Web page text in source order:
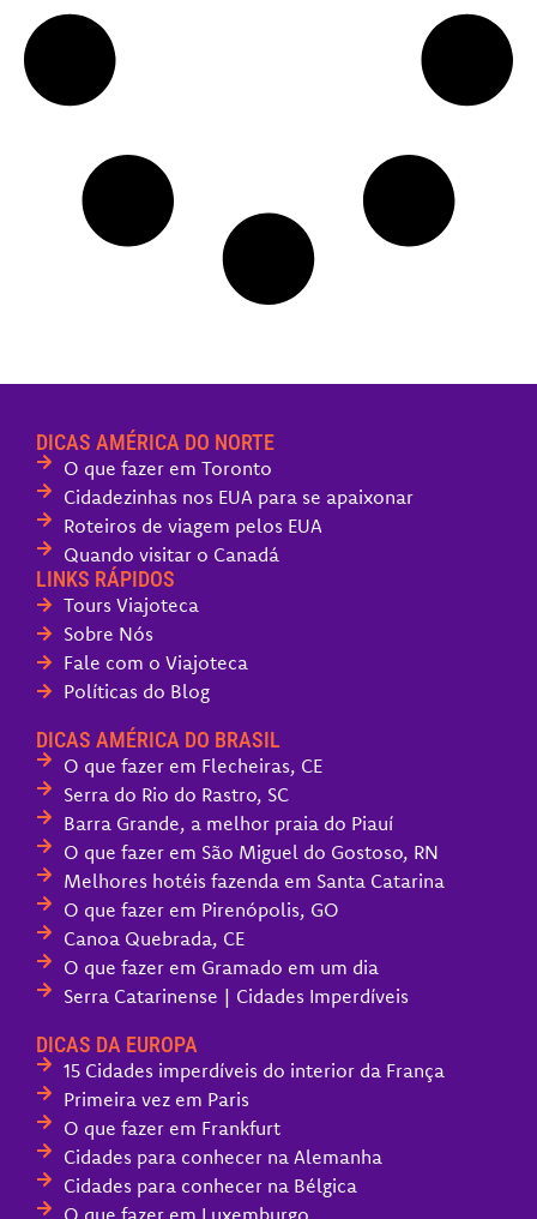
DICAS AMÉRICA DO NORTE
O que fazer em Toronto
Cidadezinhas nos EUA para se apaixonar
Roteiros de viagem pelos EUA
Quando visitar o Canadá
LINKS RÁPIDOS
Tours Viajoteca
Sobre Nós
Fale com o Viajoteca
Políticas do Blog
DICAS AMÉRICA DO BRASIL
O que fazer em Flecheiras, CE
Serra do Rio do Rastro, SC
Barra Grande, a melhor praia do Piauí
O que fazer em São Miguel do Gostoso, RN
Melhores hotéis fazenda em Santa Catarina
O que fazer em Pirenópolis, GO
Canoa Quebrada, CE
O que fazer em Gramado em um dia
Serra Catarinense | Cidades Imperdíveis
DICAS DA EUROPA
15 Cidades imperdíveis do interior da França
Primeira vez em Paris
O que fazer em Frankfurt
Cidades para conhecer na Alemanha
Cidades para conhecer na Bélgica
O que fazer em Luxemburgo